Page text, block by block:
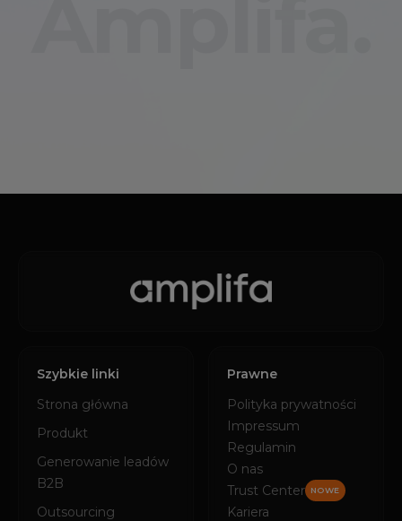
Szybkie linki
Strona główna
Produkt
Generowanie leadów
B2B
Outsourcing
Prawne
Polityka prywatności
Impressum
Regulamin
O nas
Trust Center
NOWE
Kariera